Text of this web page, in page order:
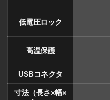
低電圧ロック
高温保護
USBコネクタ
寸法（長さ×幅×